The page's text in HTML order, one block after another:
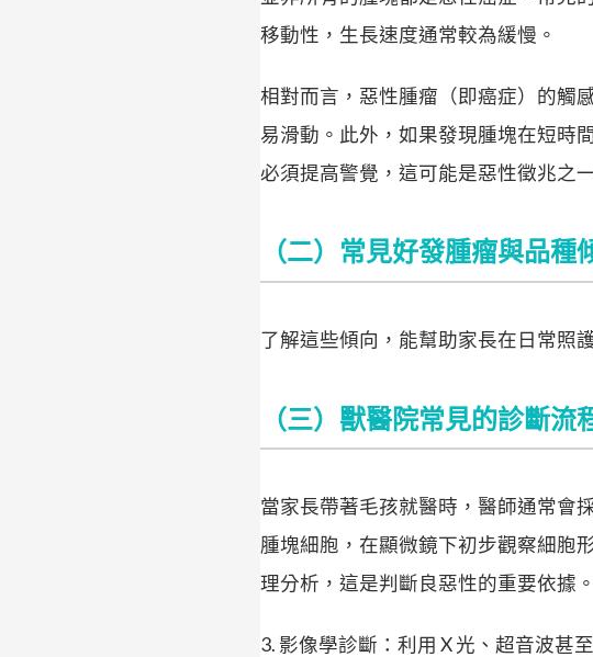
移動性，生長速度通常較為緩慢。
相對而言，惡性腫瘤（即癌症）的觸
易滑動。此外，如果發現腫塊在短時
必須提高警覺，這可能是惡性徵兆之
（二）常見好發腫瘤與品種
了解這些傾向，能幫助家長在日常照
（三）獸醫院常見的診斷流
當家長帶著毛孩就醫時，醫師通常會
腫塊細胞，在顯微鏡下初步觀察細胞
理分析，這是判斷良惡性的重要依據。
3. 影像學診斷：利用 X 光、超音波甚